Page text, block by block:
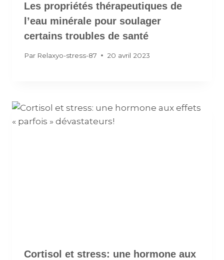
Les propriétés thérapeutiques de
l’eau minérale pour soulager
certains troubles de santé
Par Relaxyo-stress-87 20 avril 2023
Cortisol et stress: une hormone aux